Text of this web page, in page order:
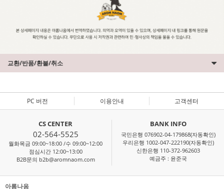
교환/반품/환불/취소
PC 버전 이용안내 고객센터
CS CENTER
02-564-5525
월화목금 09:00~18:00 /수 09:00~12:00
점심시간 12:00~13:00
B2B문의 b2b@aromnaom.com
BANK INFO
국민은행 076902-04-179868(자동확인)
우리은행 1002-047-222190(자동확인)
신한은행 110-372-962603
예금주 : 윤준국
아롬나옴